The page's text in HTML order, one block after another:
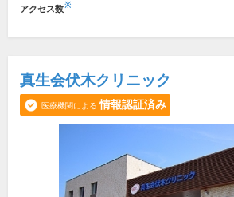
アクセス数※
真生会伏木クリニック
医療機関による 情報認証済み